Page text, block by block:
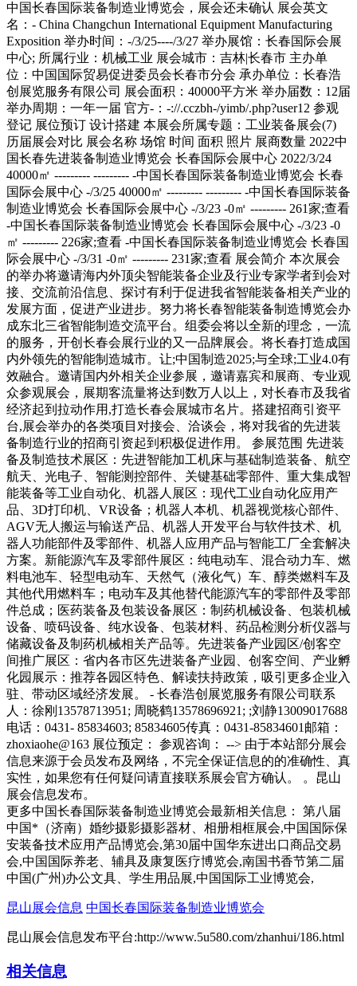
中国长春国际装备制造业博览会，展会还未确认 展会英文
名：- China Changchun International Equipment Manufacturing
Exposition 举办时间：-/3/25----/3/27 举办展馆：长春国际会展
中心; 所属行业：机械工业 展会城市：吉林|长春市 主办单
位：中国国际贸易促进委员会长春市分会 承办单位：长春浩
创展览服务有限公司 展会面积：40000平方米 举办届数：12届
举办周期：一年一届 官方-：-://.cczbh-/yimb/.php?user12 参观
登记 展位预订 设计搭建 本展会所属专题：工业装备展会(7)
历届展会对比 展会名称 场馆 时间 面积 照片 展商数量 2022中
国长春先进装备制造业博览会 长春国际会展中心 2022/3/24
40000㎡ --------- --------- -中国长春国际装备制造业博览会 长春
国际会展中心 -/3/25 40000㎡ --------- --------- -中国长春国际装备
制造业博览会 长春国际会展中心 -/3/23 -0㎡ --------- 261家;查看
-中国长春国际装备制造业博览会 长春国际会展中心 -/3/23 -0
㎡ --------- 226家;查看 -中国长春国际装备制造业博览会 长春国
际会展中心 -/3/31 -0㎡ --------- 231家;查看 展会简介 本次展会
的举办将邀请海内外顶尖智能装备企业及行业专家学者到会对
接、交流前沿信息、探讨有利于促进我省智能装备相关产业的
发展方面，促进产业进步。努力将长春智能装备制造博览会办
成东北三省智能制造交流平台。组委会将以全新的理念，一流
的服务，开创长春会展行业的又一品牌展会。将长春打造成国
内外领先的智能制造城市。让;中国制造2025;与全球;工业4.0有
效融合。邀请国内外相关企业参展，邀请嘉宾和展商、专业观
众参观展会，展期客流量将达到数万人以上，对长春市及我省
经济起到拉动作用,打造长春会展城市名片。搭建招商引资平
台,展会举办的各类项目对接会、洽谈会，将对我省的先进装
备制造行业的招商引资起到积极促进作用。 参展范围 先进装
备及制造技术展区：先进智能加工机床与基础制造装备、航空
航天、光电子、智能测控部件、关键基础零部件、重大集成智
能装备等工业自动化、机器人展区：现代工业自动化应用产
品、3D打印机、VR设备；机器人本机、机器视觉核心部件、
AGV无人搬运与输送产品、机器人开发平台与软件技术、机
器人功能部件及零部件、机器人应用产品与智能工厂全套解决
方案。新能源汽车及零部件展区：纯电动车、混合动力车、燃
料电池车、轻型电动车、天然气（液化气）车、醇类燃料车及
其他代用燃料车；电动车及其他替代能源汽车的零部件及零部
件总成；医药装备及包装设备展区：制药机械设备、包装机械
设备、喷码设备、纯水设备、包装材料、药品检测分析仪器与
储藏设备及制药机械相关产品等。先进装备产业园区/创客空
间推广展区：省内各市区先进装备产业园、创客空间、产业孵
化园展示：推荐各园区特色、解读扶持政策，吸引更多企业入
驻、带动区域经济发展。 - 长春浩创展览服务有限公司联系
人：徐刚13578713951; 周晓鹤13578696921; ;刘静13009017688
电话：0431- 85834603; 85834605传真：0431-85834601邮箱：
zhoxiaohe@163 展位预定： 参观咨询： --> 由于本站部分展会
信息来源于会员发布及网络，不完全保证信息的的准确性、真
实性，如果您有任何疑问请直接联系展会官方确认。 。昆山
展会信息发布。
更多中国长春国际装备制造业博览会最新相关信息： 第八届
中国*（济南）婚纱摄影摄影器材、相册相框展会,中国国际保
安装备技术应用产品博览会,第30届中国华东进出口商品交易
会,中国国际养老、辅具及康复医疗博览会,南国书香节第二届
中国(广州)办公文具、学生用品展,中国国际工业博览会,
昆山展会信息 中国长春国际装备制造业博览会
昆山展会信息发布平台:http://www.5u580.com/zhanhui/186.html
相关信息